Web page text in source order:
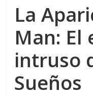
La
Man: El
intruso
Sueños